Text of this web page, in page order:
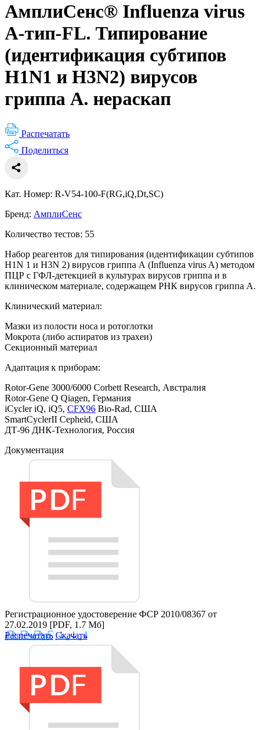
АмплиСенс® Influenza virus
A-тип-FL. Типирование
(идентификация субтипов
H1N1 и H3N2) вирусов
гриппа А. нераскап
Распечатать
Поделиться
Кат. Номер: R-V54-100-F(RG,iQ,Dt,SC)
Бренд: АмплиСенс
Количество тестов: 55
Набор реагентов для типирования (идентификации субтипов
H1N 1 и H3N 2) вирусов гриппа А (Influenza virus A) методом
ПЦР с ГФЛ-детекцией в культурах вирусов гриппа и в
клиническом материале, содержащем РНК вирусов гриппа А.
Клинический материал:
Мазки из полости носа и ротоглотки
Мокрота (либо аспиратов из трахеи)
Секционный материал
Адаптация к приборам:
Rotor-Gene 3000/6000 Corbett Research, Австралия
Rotor-Gene Q Qiagen, Германия
iCycler iQ, iQ5, CFX96 Bio-Rad, США
SmartCyclerII Cepheid, США
ДТ‑96 ДНК-Технология, Россия
Документация
Регистрационное удостоверение ФСР 2010/08367 от
27.02.2019 [PDF, 1.7 Мб]
Распечатать Скачать